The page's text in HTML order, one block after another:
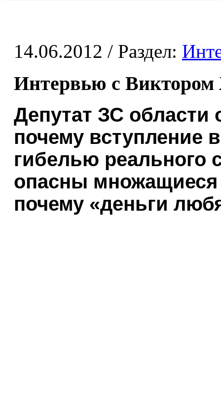
14.06.2012 / Раздел:
Интервью с
Депутат ЗС области
почему вступление
гибелью реального
опасны
почему «деньги